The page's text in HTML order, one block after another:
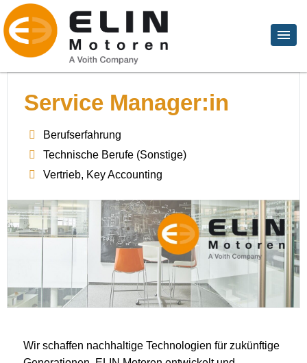
Service Manager:in
Berufserfahrung
Technische Berufe (Sonstige)
Vertrieb, Key Accounting
Wir schaffen nachhaltige Technologien für zukünftige